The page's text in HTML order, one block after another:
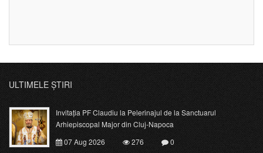
ULTIMELE ȘTIRI
Invitația PF Claudiu la Pelerinajul de la Sanctuarul
Arhiepiscopal Major din Cluj-Napoca
07 Aug 2026
276
0